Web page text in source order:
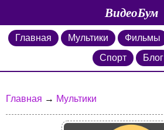
ВидеоБум
Главная Мультики Фильмы
Спорт
Блог
Главная → Мультики